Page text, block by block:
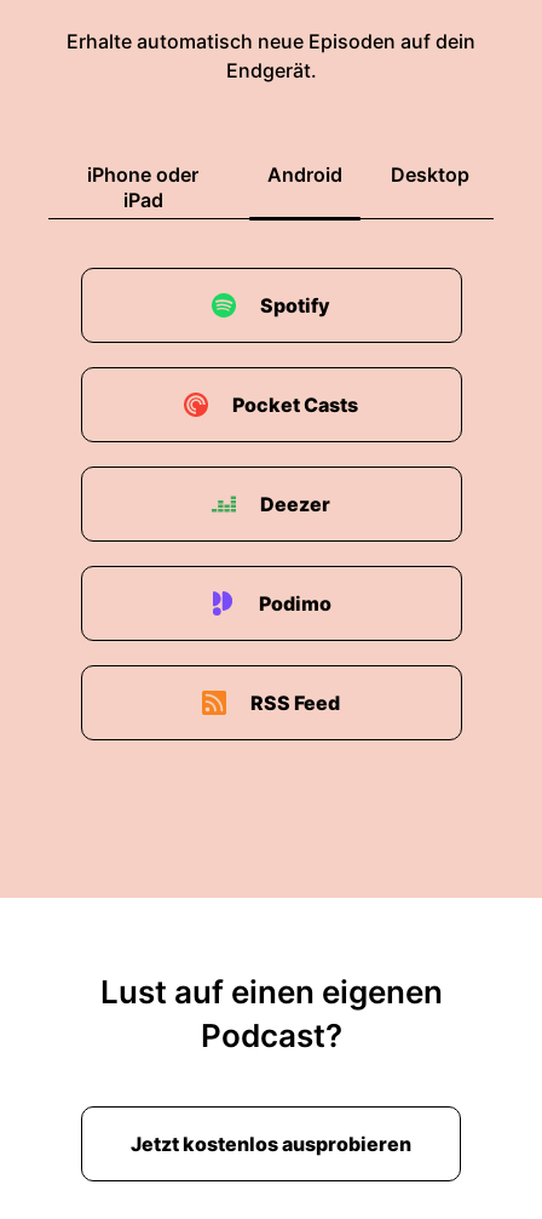
Erhalte automatisch neue Episoden auf dein
Endgerät.
iPhone oder
iPad
Android Desktop
Spotify
Pocket Casts
Deezer
Podimo
RSS Feed
Lust auf einen eigenen
Podcast?
Jetzt kostenlos ausprobieren